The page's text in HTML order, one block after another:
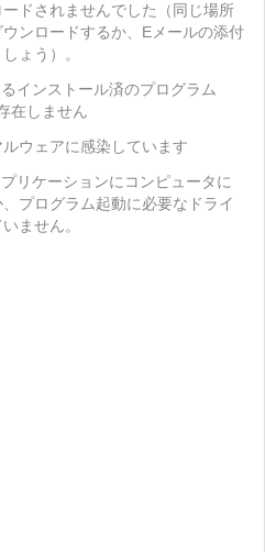
ドされませんでした（同じ場所
ンロードするか、Eメールの添付
ょう）。
インストール済のプログラム
在しません
ウェアに感染しています
リケーションにコンピュータに
プログラム起動に必要なドライ
ません。